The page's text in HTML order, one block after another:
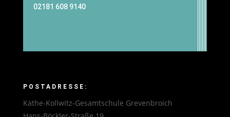
02181 608 9140
POSTADRESSE:
Käthe-Kollwitz-Gesamtschule Grevenbroich